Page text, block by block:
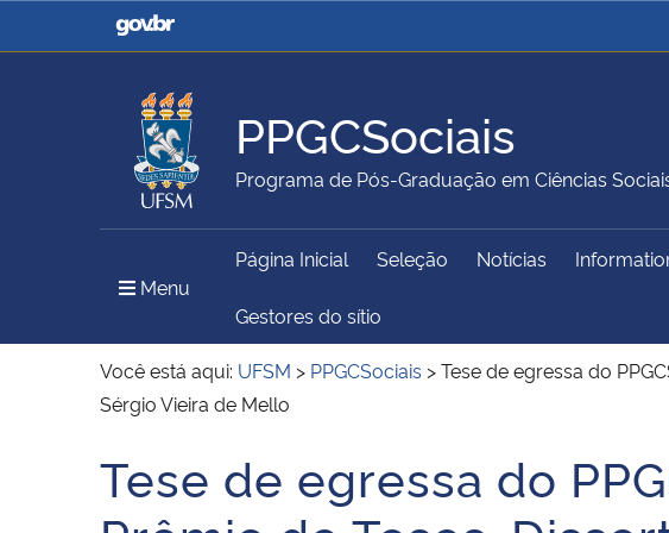
Casa Civil
Ministério da Justiça e
Ministério da
Ministério da Agricultura,
Pecuária e Abastecimento
Ministério da Educação
Ministério do Meio Ambiente Ministério do Turismo
Secretaria de Governo
PPGCSociais
Programa de Pós-Graduação em Ciências
Menu
Página Inicial Seleção Notícias
Gestores do sítio
Você está aqui: UFSM > PPGCSociais >Tese de egressa do
Sérgio Vieira de Mello
Início do conteúdo
Tese de egressa do